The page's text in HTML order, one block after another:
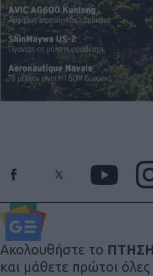
Ακολουθήστε το ΠΤΗΣΗ
και μάθετε πρώτοι όλες